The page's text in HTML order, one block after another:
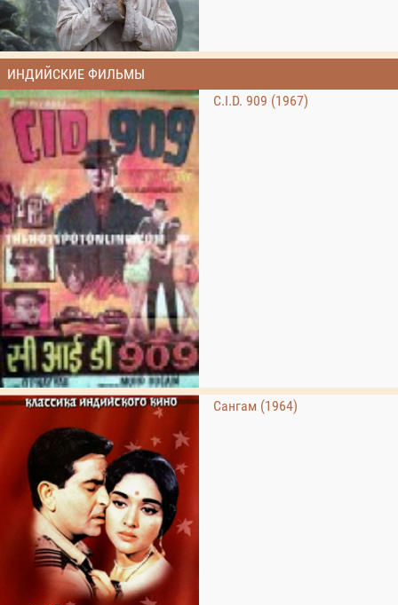
ИНДИЙСКИЕ ФИЛЬМЫ
C.I.D. 909 (1967)
Сангам (1964)